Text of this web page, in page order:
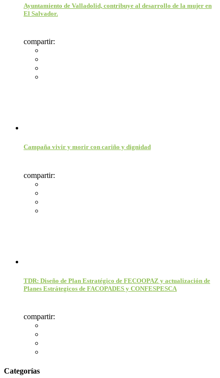
Ayuntamiento de Valladolid, contribuye al desarrollo de la mujer en
El Salvador.
compartir:
Campaña vivir y morir con cariño y dignidad
compartir:
TDR: Diseño de Plan Estratégico de FECOOPAZ y actualización de
Planes Estrátegicos de FACOPADES y CONFESPESCA
compartir:
Categorías